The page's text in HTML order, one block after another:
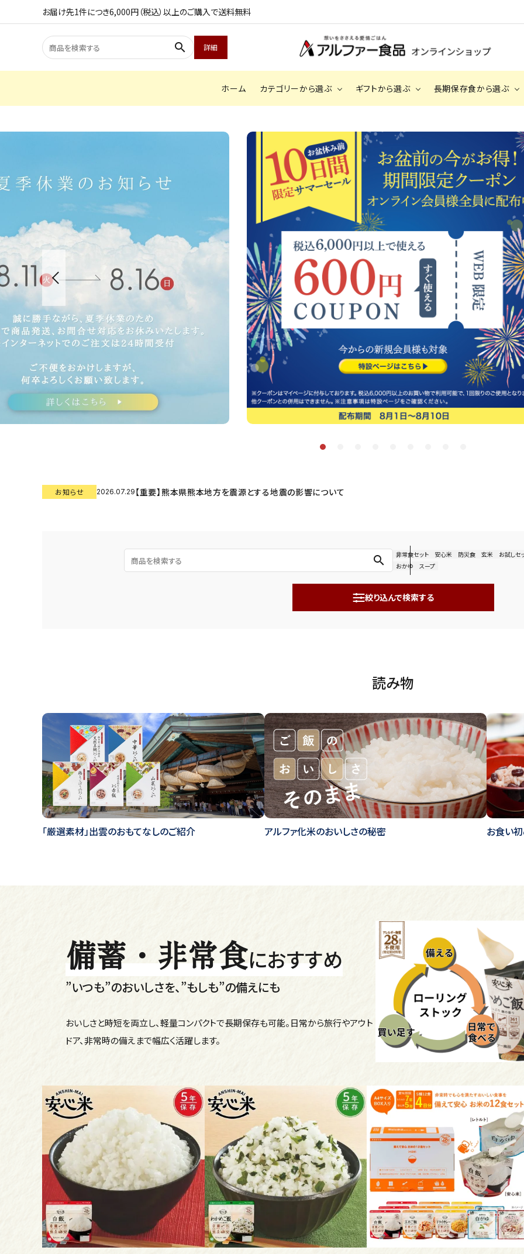
お届け先1件につき6,000円（税込）以上のご購入で送料無料
search 詳細
ホーム カテゴリーから選ぶ
出雲のおもてなし（お赤飯・おこわ）
ぷちっともち玄米 おかゆ（レトルト）
まごころお赤飯・その他 お試しセット
ギフトから選ぶ
2,000円～2,999円
3,000円～
長期保存食（非常食）
BOX
手提げ袋
長期保存食から選ぶ
安心米（アルファ
サクッとライス
search
ようこそ ゲスト 様
person 会員登録
商品カテゴリから探す
キャンペーン・季節商品・
数量限定から探す
ギフトから探す
定期便から探す
出雲のおもてなしシリーズから探す
コンテンツ
お知らせ 2026.07.29 【重要】熊本県熊本地方を震源とする地震の影響について
search 非常食セット 安心米 防災食 玄米
お試しセ
おかゆ
スープ
絞り込んで検索する
読み物
「厳選素材」出雲のおもてなしのご紹介 アルファ化米のおいしさの秘密 お食い
備蓄・非常食におすすめ
”いつも”のおいしさを、”もしも”の備えにも
おいしさと時短を両立し、軽量コンパクトで長期保存も可能。日常から旅行やアウト
ドア、非常時の備えまで幅広く活躍します。